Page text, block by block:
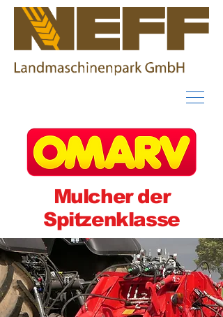
Mulcher der
Spitzenklasse